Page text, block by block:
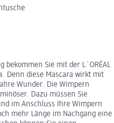
bekommen Sie mit der L´ORÉAL
Denn diese Mascara wirkt mit
Wunder. Die Wimpern
Dazu müssen Sie
im Anschluss Ihre Wimpern
mehr Länge im Nachgang eine